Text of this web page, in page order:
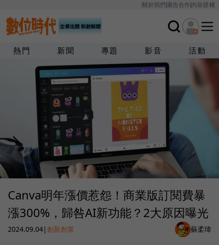
關於我們廣告合作內容授權
熱門 新聞 專題 影音 活動
Canva明年漲價惹怨！商業版訂閱費暴
漲300%，歸咎AI新功能？2大原因曝光
2024.09.04|創新創業 蘇柔瑋